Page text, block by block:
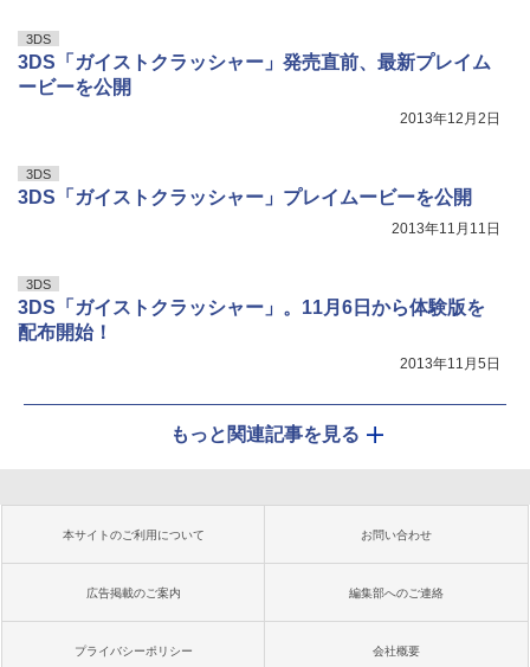
3DS
3DS「ガイストクラッシャー」発売直前、最新プレイム
ービーを公開
2013年12月2日
3DS
3DS「ガイストクラッシャー」プレイムービーを公開
2013年11月11日
3DS
3DS「ガイストクラッシャー」。11月6日から体験版を
配布開始！
2013年11月5日
もっと関連記事を見る
本サイトのご利用について お問い合わせ
広告掲載のご案内 編集部へのご連絡
プライバシーポリシー 会社概要